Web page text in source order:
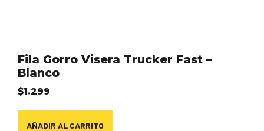
Fila Gorro Visera Trucker Fast –
Blanco
$1.299
AÑADIR AL CARRITO